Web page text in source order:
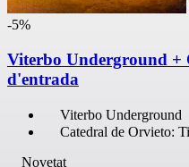
-5%
Viterbo Underground
d'entrada
Viterbo Underground
Catedral de Orvieto:
Novetat